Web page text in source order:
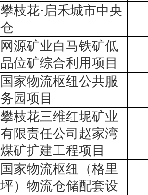
攀枝花· 启禾城市中央
仓
网源矿业白马铁矿低
品位矿综合利用项目
国家物流枢纽公共服
务园项目
攀枝花三维红坭矿业
有限责任公司赵家湾
煤矿扩建工程项目
国家物流枢纽（格里
坪）物流仓储配套设